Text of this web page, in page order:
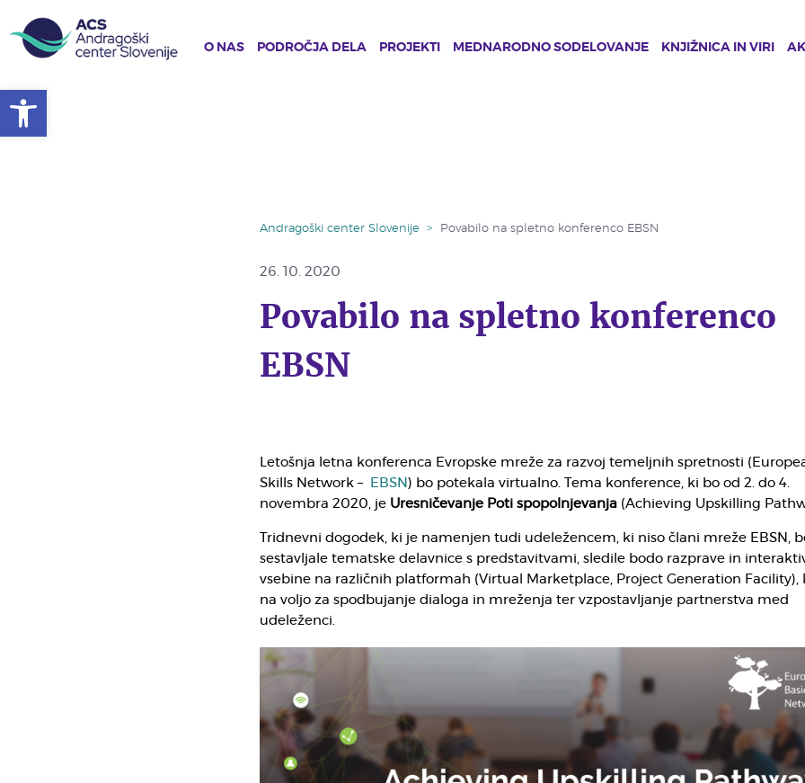
O NAS PODROČJA DELA PROJEKTI MEDNARODNO SODELOVANJE KNJIŽNICA IN VIRI
Andragoški center Slovenije > Povabilo na spletno konferenco EBSN
26. 10. 2020
Povabilo na spletno konferenco
EBSN
Letošnja letna konferenca Evropske mreže za razvoj temeljnih spretnosti
Skills Network –
EBSN ) bo potekala virtualno. Tema konference, ki bo od 2. do 4.
novembra 2020, je Uresničevanje Poti spopolnjevanja(Achieving Upskilling
Tridnevni dogodek, ki je namenjen tudi udeležencem, ki niso člani mreže EBSN,
sestavljale tematske delavnice s predstavitvami, sledile bodo razprave in
vsebine na različnih platformah (Virtual Marketplace, Project Generation Facility),
na voljo za spodbujanje dialoga in mreženja ter vzpostavljanje partnerstva med
udeleženci.
Open toolbar